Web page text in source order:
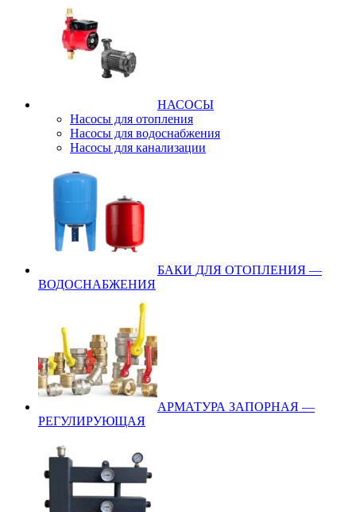
НАСОСЫ
Насосы для отопления
Насосы для водоснабжения
Насосы для канализации
БАКИ ДЛЯ ОТОПЛЕНИЯ —
ВОДОСНАБЖЕНИЯ
АРМАТУРА ЗАПОРНАЯ —
РЕГУЛИРУЮЩАЯ